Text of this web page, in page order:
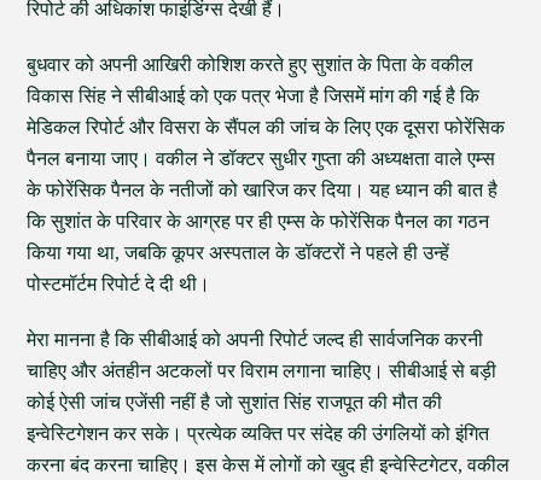
रिपोर्ट की अधिकांश फाइंडिंग्स देखी हैं।
बुधवार को अपनी आखिरी कोशिश करते हुए सुशांत के पिता के वकील
विकास सिंह ने सीबीआई को एक पत्र भेजा है जिसमें मांग की गई है कि
मेडिकल रिपोर्ट और विसरा के सैंपल की जांच के लिए एक दूसरा फोरेंसिक
पैनल बनाया जाए। वकील ने डॉक्टर सुधीर गुप्ता की अध्यक्षता वाले एम्स
के फोरेंसिक पैनल के नतीजों को खारिज कर दिया। यह ध्यान की बात है
कि सुशांत के परिवार के आग्रह पर ही एम्स के फोरेंसिक पैनल का गठन
किया गया था, जबकि कूपर अस्पताल के डॉक्टरों ने पहले ही उन्हें
पोस्टमॉर्टम रिपोर्ट दे दी थी।
मेरा मानना है कि सीबीआई को अपनी रिपोर्ट जल्द ही सार्वजनिक करनी
चाहिए और अंतहीन अटकलों पर विराम लगाना चाहिए। सीबीआई से बड़ी
कोई ऐसी जांच एजेंसी नहीं है जो सुशांत सिंह राजपूत की मौत की
इन्वेस्टिगेशन कर सके। प्रत्येक व्यक्ति पर संदेह की उंगलियों को इंगित
करना बंद करना चाहिए। इस केस में लोगों को खुद ही इन्वेस्टिगेटर, वकील